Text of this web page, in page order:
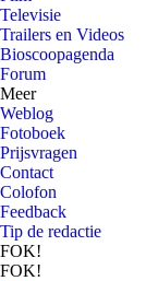
Televisie
Trailers en Videos
Bioscoopagenda
Forum
Meer
Weblog
Fotoboek
Prijsvragen
Contact
Colofon
Feedback
Tip de redactie
FOK!
FOK!